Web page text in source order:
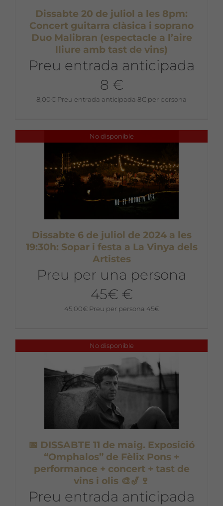
Dissabte 20 de juliol a les 8pm:
Concert guitarra clàsica i soprano
Duo Malibran (espectacle a l’aire
lliure amb tast de vins)
Preu entrada anticipada
8 €
8,00€ Preu entrada anticipada 8€ per persona
No disponible
Dissabte 6 de juliol de 2024 a les
19:30h: Sopar i festa a La Vinya dels
Artistes
Preu per una persona
45€ €
45,00€ Preu per persona 45€
No disponible
📅 DISSABTE 11 de maig. Exposició
“Omphalos” de Fèlix Pons +
performance + concert + tast de
vins i olis 🎨🎷🍷
Preu entrada anticipada